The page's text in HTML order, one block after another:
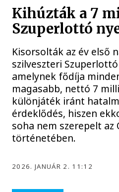
Kihúzták a 7
Szuperlottó
Kisorsolták az év első
szilveszteri
amelynek fődíja
magasabb, nettó 7
különjáték iránt
érdeklődés, hiszen
soha nem szerepelt
történetében.
2026. JANUÁR 2. 11:12